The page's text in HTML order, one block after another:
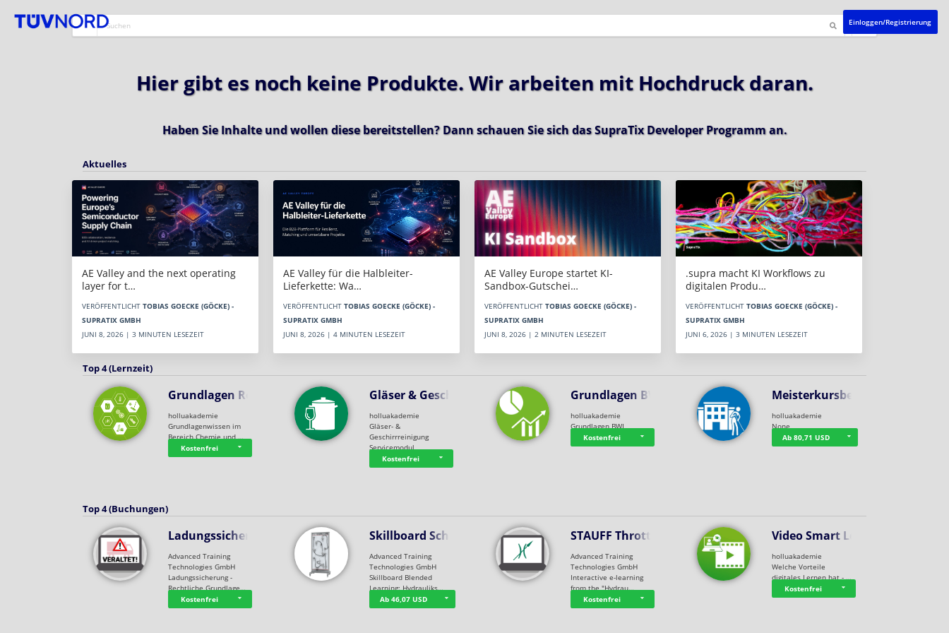
Einloggen/Registrierung
Hier gibt es noch keine Produkte. Wir arbeiten mit Hochdruck daran.
Haben Sie Inhalte und wollen diese bereitstellen? Dann schauen Sie sich dasSupraTix Developer Programman.
Aktuelles
AE Valley and the next operating
layer for t…
VERÖFFENTLICHT TOBIAS GOECKE (GÖCKE) -
SUPRATIX GMBH
JUNI 8, 2026 | 3 MINUTEN LESEZEIT
AE Valley für die Halbleiter-
Lieferkette: Wa…
VERÖFFENTLICHT TOBIAS GOECKE (GÖCKE) -
SUPRATIX GMBH
JUNI 8, 2026 | 4 MINUTEN LESEZEIT
AE Valley Europe startet KI-
Sandbox-Gutschei…
VERÖFFENTLICHT TOBIAS GOECKE (GÖCKE) -
SUPRATIX GMBH
JUNI 8, 2026 | 2 MINUTEN LESEZEIT
.supra macht KI Workflows zu
digitalen Produ…
VERÖFFENTLICHT TOBIAS GOECKE (GÖCKE) -
SUPRATIX GMBH
JUNI 6, 2026 | 3 MINUTEN LESEZEIT
Top 4 (Lernzeit)
Grundlagen Rein…
holluakademie
Grundlagenwissen im
Bereich Chemie und …
Kostenfrei
Gläser & Geschi…
holluakademie
Gläser- &
Geschirrreinigung
Servicemodul
Kostenfrei
Grundlagen BWL
holluakademie
Grundlagen BWL
Kostenfrei
Meisterkursbegl…
holluakademie
None
Ab 80,71 USD
Top 4 (Buchungen)
Ladungssicherung
Advanced Training
Technologies GmbH
Ladungssicherung -
Rechtliche Grundlage…
Kostenfrei
Skillboard Schl…
Advanced Training
Technologies GmbH
Skillboard Blended
Learning: Hydrauliks…
Ab 46,07 USD
STAUFF Throttle…
Advanced Training
Technologies GmbH
Interactive e-learning
from the "Hydrau…
Kostenfrei
Video Smart Lea…
holluakademie
Welche Vorteile
digitales Lernen hat - …
Kostenfrei